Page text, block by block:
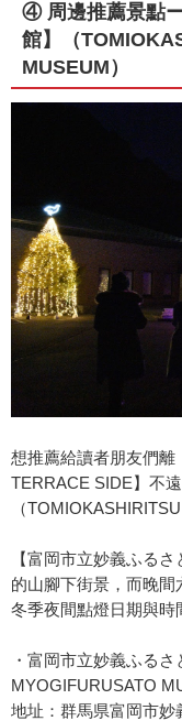
④ 周邊推薦景點
館】（
MUSEUM）
想推薦給讀者朋友們
TERRACE SIDE】不
（
【富岡市立妙義ふる
的山腳下街景，而晚
冬季夜間點燈日期與時
・富岡市立妙義ふる
MYOGIFURUSATO
地址：群馬県富岡市妙